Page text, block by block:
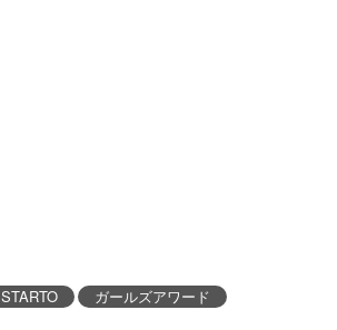
STARTO ガールズアワード